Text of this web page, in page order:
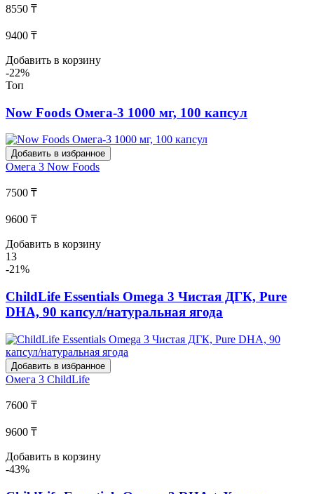
8550 ₸
9400 ₸
Добавить в корзину
-22%
Топ
Now Foods Омега-3 1000 мг, 100 капсул
Добавить в избранное
Омега 3 Now Foods
7500 ₸
9600 ₸
Добавить в корзину
13
-21%
ChildLife Essentials Omega 3 Чистая ДГК, Pure
DHA, 90 капсул/натуральная ягода
Добавить в избранное
Омега 3 ChildLife
7600 ₸
9600 ₸
Добавить в корзину
-43%